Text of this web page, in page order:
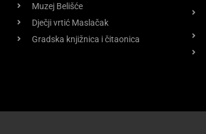
Muzej Belišće
Dječji vrtić Maslačak
Gradska knjižnica i čitaonica